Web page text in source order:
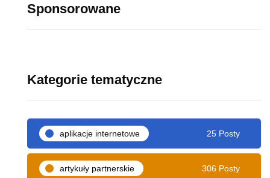
Sponsorowane
Kategorie tematyczne
aplikacje internetowe 25 Posty
artykuły partnerskie 306 Posty